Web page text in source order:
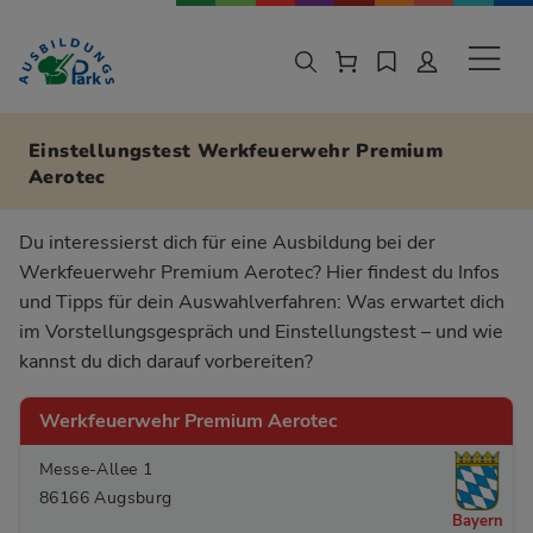
Zur Navigation springen
Zu den Hauptinhalten springen
Einstellungstest Werkfeuerwehr Premium
Aerotec
Du interessierst dich für eine Ausbildung bei der
Werkfeuerwehr Premium Aerotec? Hier findest du Infos
und Tipps für dein Auswahlverfahren: Was erwartet dich
im Vorstellungsgespräch und Einstellungstest – und wie
kannst du dich darauf vorbereiten?
Werkfeuerwehr Premium Aerotec
Messe-Allee 1
86166 Augsburg
Bayern